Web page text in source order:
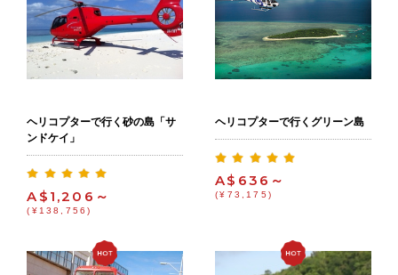
ヘリコプターで行く砂の島「サ
ンドケイ」
A$1,206～
(¥138,756)
ヘリコプターで行くグリーン島
A$636～
(¥73,175)